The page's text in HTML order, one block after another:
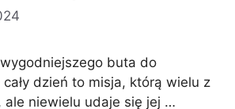
buta do
dzień to misja, którą wielu z
ale niewielu udaje się jej …